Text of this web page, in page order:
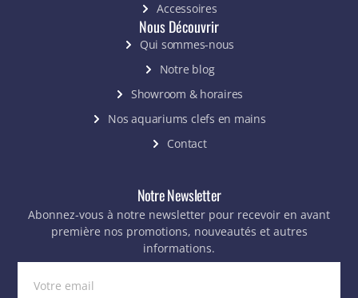
Accessoires
Nous Découvrir
Qui sommes-nous
Notre blog
Showroom & horaires
Nos aquariums clefs en mains
Contact
Notre Newsletter
Abonnez-vous à notre newsletter pour recevoir en avant
première nos promotions, nouveautés et autres
informations.